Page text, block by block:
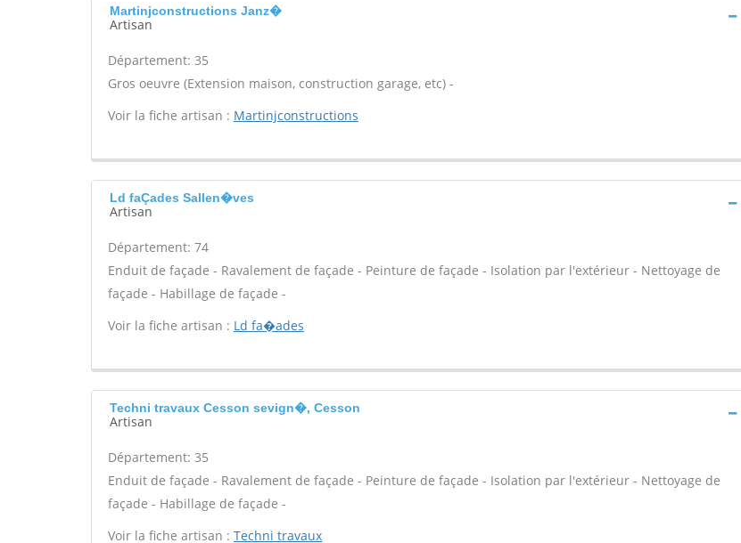
Martinjconstructions Janz�
Artisan
Département: 35
Gros oeuvre (Extension maison, construction garage, etc) -
Voir la fiche artisan : Martinjconstructions
Ld faÇades Sallen�ves
Artisan
Département: 74
Enduit de façade - Ravalement de façade - Peinture de façade - Isolation par l'extérieur - Nettoyage de
façade - Habillage de façade -
Voir la fiche artisan : Ld fa�ades
Techni travaux Cesson sevign�, Cesson
Artisan
Département: 35
Enduit de façade - Ravalement de façade - Peinture de façade - Isolation par l'extérieur - Nettoyage de
façade - Habillage de façade -
Voir la fiche artisan : Techni travaux